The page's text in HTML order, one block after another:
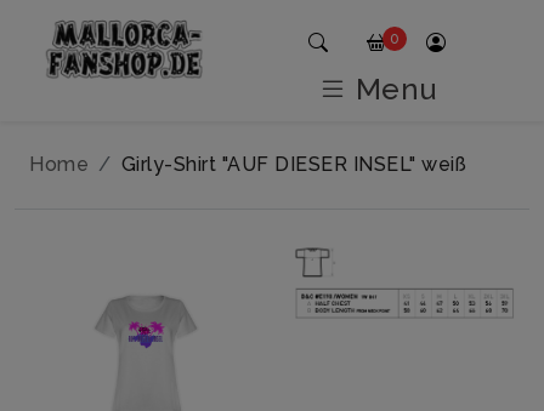
Home Girly-Shirt "AUF DIESER INSEL" weiß
0
Menu